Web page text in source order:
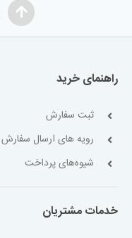
راهنمای خرید
ثبت سفارش
رویه های ارسال سفارش
شیوه‌های پرداخت
خدمات مشتریان